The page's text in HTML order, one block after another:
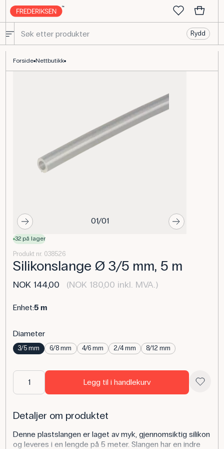
Rydd
Forside Nettbutikk
01/01
32 på lager
Produkt nr. 038526
Silikonslange Ø 3/5 mm, 5 m
NOK 144,00 (NOK 180,00 inkl. MVA.)
Enhet:5 m
Diameter
3/5 mm 6/8 mm 4/6 mm 2/4 mm 8/12 mm
Legg til i handlekurv
Detaljer om produktet
Denne plastslangen er laget av myk, gjennomsiktig silikon
og leveres i en lengde på 5 meter. Slangen har en indre